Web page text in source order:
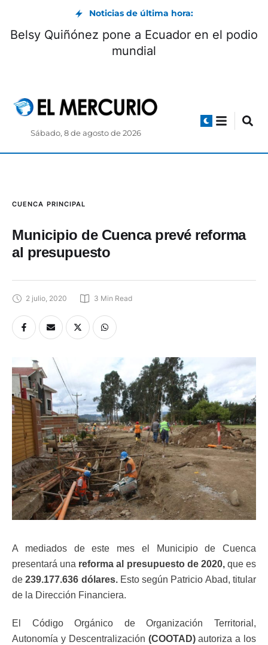
Noticias de última hora:
Belsy Quiñónez pone a Ecuador en el podio
mundial
Sábado, 8 de agosto de 2026
CUENCA PRINCIPAL
Municipio de Cuenca prevé reforma
al presupuesto
2 julio, 2020 3 Min Read
A mediados de este mes el Municipio de Cuenca
presentará una reforma al presupuesto de 2020,que es
de239.177.636 dólares.Esto según Patricio Abad, titular
de la Dirección Financiera.
El Código Orgánico de Organización Territorial,
Autonomía y Descentralización (COOTAD)autoriza a los